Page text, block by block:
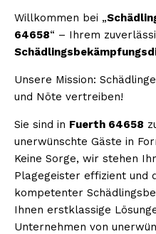
Willkommen bei „
64658“ – Ihrem
Unsere Mission:
und Nöte vertreiben!
Sie sind in Fuerth 64658
unerwünschte Gäste in
Keine Sorge, wir stehen
Plagegeister effizient und
kompetenter
Ihnen erstklassige
Unternehmen von